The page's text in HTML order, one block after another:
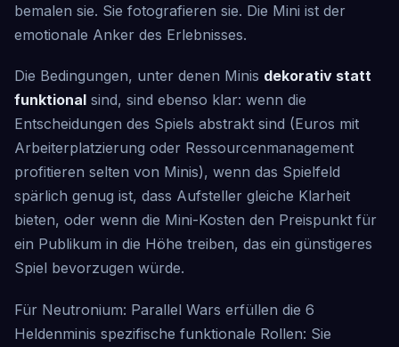
bemalen sie. Sie fotografieren sie. Die Mini ist der
emotionale Anker des Erlebnisses.
Die Bedingungen, unter denen Minis dekorativ statt
funktional sind, sind ebenso klar: wenn die
Entscheidungen des Spiels abstrakt sind (Euros mit
Arbeiterplatzierung oder Ressourcenmanagement
profitieren selten von Minis), wenn das Spielfeld
spärlich genug ist, dass Aufsteller gleiche Klarheit
bieten, oder wenn die Mini-Kosten den Preispunkt für
ein Publikum in die Höhe treiben, das ein günstigeres
Spiel bevorzugen würde.
Für Neutronium: Parallel Wars erfüllen die 6
Heldenminis spezifische funktionale Rollen: Sie